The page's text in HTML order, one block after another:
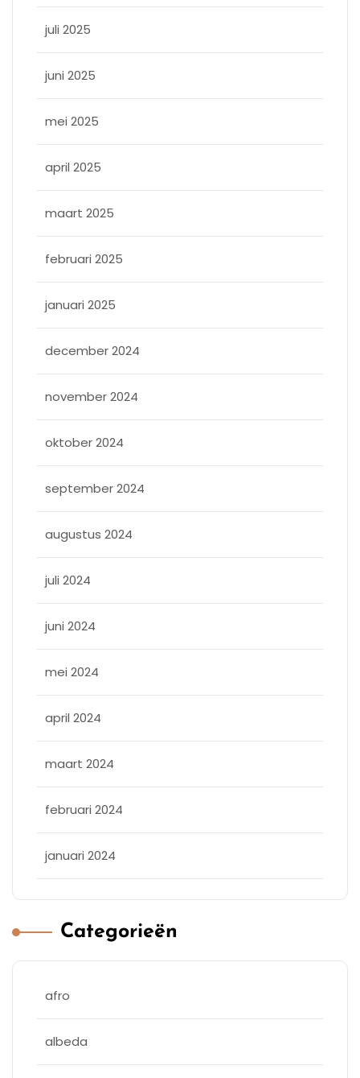
juli 2025
juni 2025
mei 2025
april 2025
maart 2025
februari 2025
januari 2025
december 2024
november 2024
oktober 2024
september 2024
augustus 2024
juli 2024
juni 2024
mei 2024
april 2024
maart 2024
februari 2024
januari 2024
Categorieën
afro
albeda